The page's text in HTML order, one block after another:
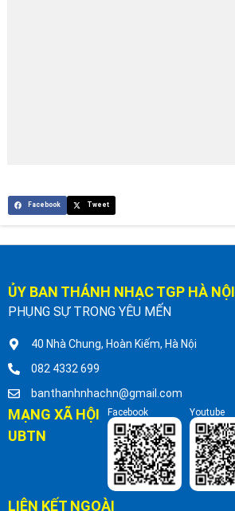
Facebook Tweet
ỦY BAN THÁNH NHẠC TGP HÀ NỘI
PHỤNG SỰ TRONG YÊU MẾN
40 Nhà Chung, Hoàn Kiếm, Hà Nội
082 4332 699
banthanhnhachn@gmail.com
MẠNG XÃ HỘI
UBTN
Facebook Youtube
LIÊN KẾT NGOÀI